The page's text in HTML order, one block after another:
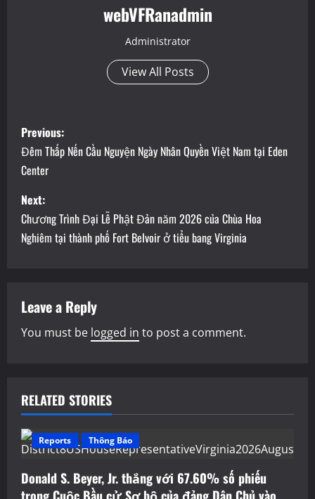
webVFRanadmin
Administrator
View All Posts
P
o
s
t
n
v
i
a
t
i
o
Previous:
Đêm Thấp Nến Cầu Nguyện Ngày Nhân Quyền Việt Nam tại Eden
Center
Next:
Chương Trình Đại Lễ Phật Đản năm 2026 của Chùa Hoa
Nghiêm tại thành phố Fort Belvoir ở tiểu bang Virginia
Leave a Reply
You must be logged in to post a comment.
RELATED STORIES
Reports Thông Báo
Donald S. Beyer, Jr. thắng với 67.60% số phiếu